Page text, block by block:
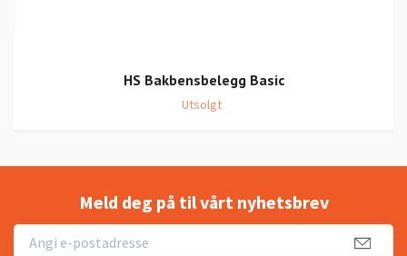
HS Bakbensbelegg Basic
Utsolgt
Meld deg på til vårt nyhetsbrev